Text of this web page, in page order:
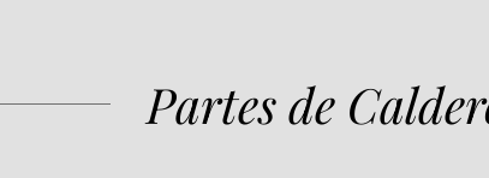
Partes de